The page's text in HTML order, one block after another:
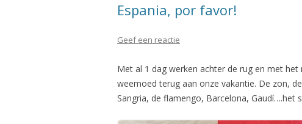
Espania, por favor!
Geef een reactie
Met al 1 dag werken achter de rug en met
weemoed terug aan onze vakantie. De zon,
Sangria, de flamengo, Barcelona,